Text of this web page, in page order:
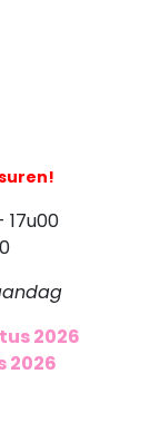
17u00
2026
2026